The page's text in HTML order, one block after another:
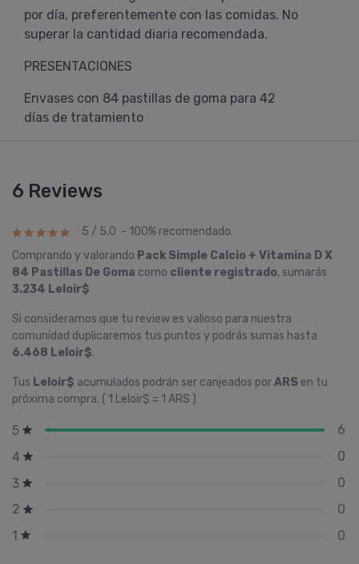
por día, preferentemente con las comidas. No
superar la cantidad diaria recomendada.
PRESENTACIONES
Envases con 84 pastillas de goma para 42
días de tratamiento
6 Reviews
5 / 5.0 - 100% recomendado.
Comprando y valorando Pack Simple Calcio + Vitamina D X
84 Pastillas De Goma como cliente registrado, sumarás
3.234 Leloir$
Si consideramos que tu review es valioso para nuestra
comunidad duplicaremos tus puntos y podrás sumas hasta
6.468 Leloir$.
Tus Leloir$ acumulados podrán ser canjeados porARS en tu
próxima compra. ( 1 Leloir$ = 1 ARS )
5
6
4
0
3
0
2
0
1
0